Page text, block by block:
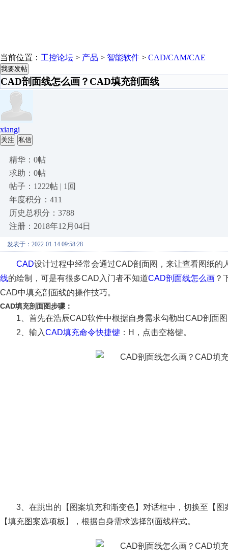
当前位置： 工控论坛 > 产品 > 智能软件 > CAD/CAM/CAE
我要发帖
CAD剖面线怎么画？CAD填充剖面线
xiangi
关注 私信
精华：0帖
求助：0帖
帖子：1222帖 | 1回
年度积分：411
历史总积分：3788
注册：2018年12月04日
发表于：2022-01-14 09:58:28
CAD设计过程中经常会通过CAD剖面图，来让查看图纸
线的绘制，可是有很多CAD入门者不知道CAD剖面线怎么画 ？
CAD中填充剖面线的操作技巧。
CAD填充剖面图步骤：
1、首先在浩辰CAD软件中根据自身需求勾勒出CAD剖面
2、输入CAD填充命令快捷键 ：H，点击空格键。
3、在跳出的【图案填充和渐变色】对话框中，切换至【
【填充图案选项板】，根据自身需求选择剖面线样式。